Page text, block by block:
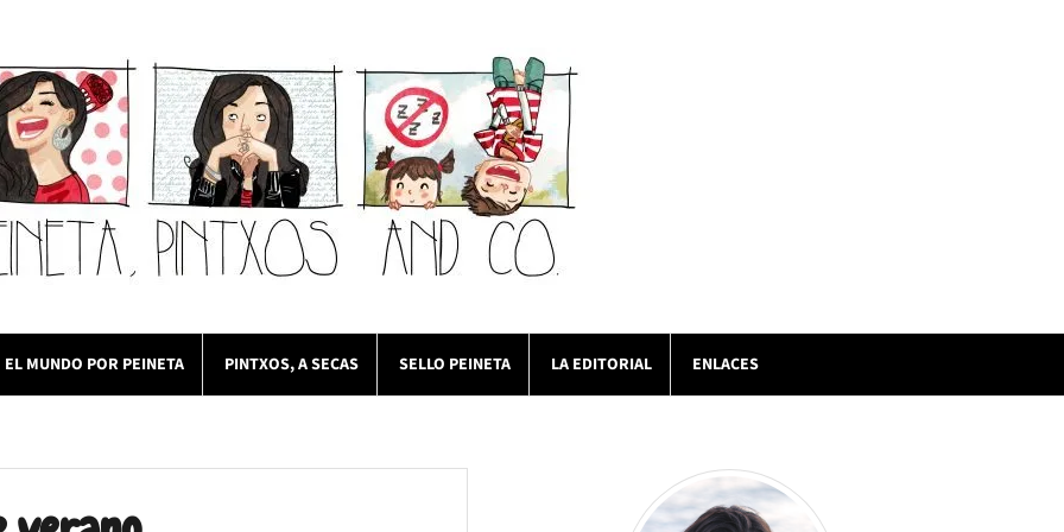
EL MUNDO POR PEINETA PINTXOS, A SECAS SELLO PEINETA LA EDITORIAL ENLACES